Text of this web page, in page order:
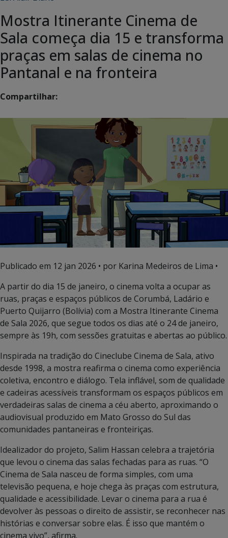
Mostra Itinerante Cinema de
Sala começa dia 15 e transforma
praças em salas de cinema no
Pantanal e na fronteira
Compartilhar:
Publicado em 12 jan 2026 • por Karina Medeiros de Lima •
A partir do dia 15 de janeiro, o cinema volta a ocupar as
ruas, praças e espaços públicos de Corumbá, Ladário e
Puerto Quijarro (Bolívia) com a Mostra Itinerante Cinema
de Sala 2026, que segue todos os dias até o 24 de janeiro,
sempre às 19h, com sessões gratuitas e abertas ao público.
Inspirada na tradição do Cineclube Cinema de Sala, ativo
desde 1998, a mostra reafirma o cinema como experiência
coletiva, encontro e diálogo. Tela inflável, som de qualidade
e cadeiras acessíveis transformam os espaços públicos em
verdadeiras salas de cinema a céu aberto, aproximando o
audiovisual produzido em Mato Grosso do Sul das
comunidades pantaneiras e fronteiriças.
Idealizador do projeto, Salim Hassan celebra a trajetória
que levou o cinema das salas fechadas para as ruas. “O
Cinema de Sala nasceu de forma simples, com uma
televisão pequena, e hoje chega às praças com estrutura,
qualidade e acessibilidade. Levar o cinema para a rua é
devolver às pessoas o direito de assistir, se reconhecer nas
histórias e conversar sobre elas. É isso que mantém o
cinema vivo”, afirma.